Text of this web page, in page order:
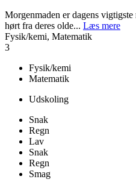
Morgenmaden er dagens
hørt fra deres olde... Læs mere
Fysik/kemi, Matematik
3
Fysik/kemi
Matematik
Udskoling
Snak
Regn
Lav
Snak
Regn
Smag